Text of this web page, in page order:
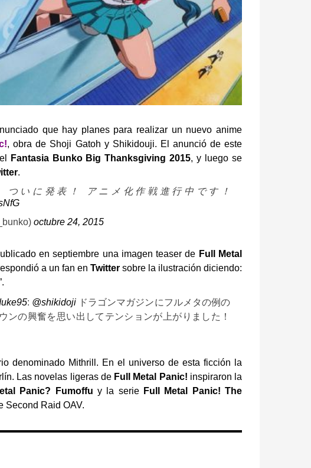
que hay planes para realizar un nuevo anime
, obra de Shoji Gatoh y Shikidouji. El anunció de este
Fantasia Bunko Big Thanksgiving 2015, y luego se
.
ついに発表！ アニメ化作戦進行中です！
octubre 24, 2015
en septiembre una imagen teaser de Full Metal
a un fan en Twittersobre la ilustración diciendo:
: @shikidojiドラゴンマガジンにフルメタの例の
の興奮を思い出してテンションが上がりました！
denominado Mithrill. En el universo de esta ficción la
Las novelas ligeras de Full Metal Panic! inspiraron la
Panic? Fumoffu y la serie Full Metal Panic! The
Second Raid OAV.